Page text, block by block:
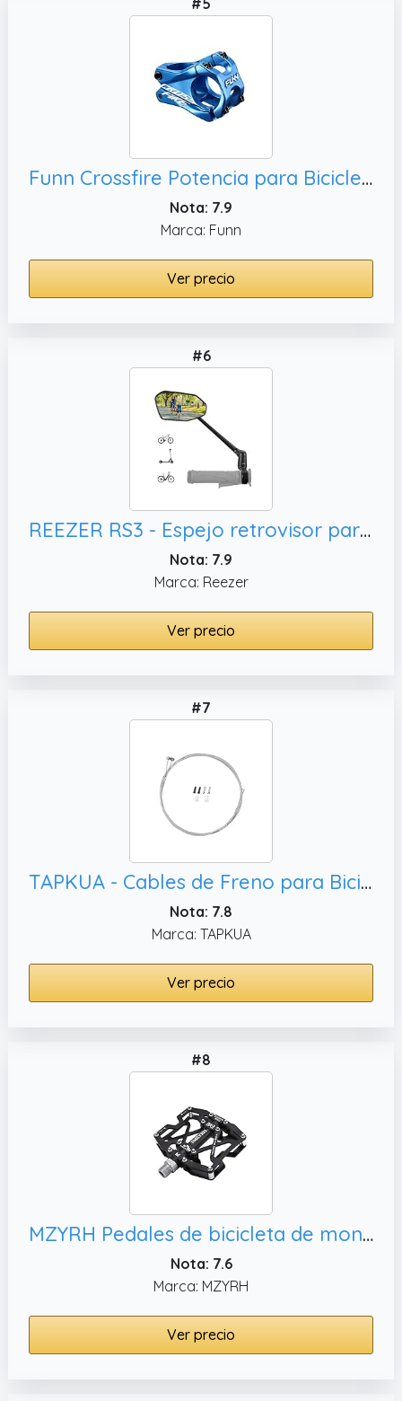
Funn Crossfire Potencia para Bicicleta de Montaña con Abrazadera de Manillar de 31.8mm - Potencia de Bicicleta de Aleación Duradera y Ligera para Bicicleta de Montaña, Longitud de 35mm (Azul)
Nota: 7.9
Marca: Funn
Ver precio
#6
REEZER RS3 - Espejo retrovisor para bicicleta eléctrica - Espejo retrovisor para patinete eléctrico - De vidrio y plegable - Para manillar de 22 a 25,4 mm - IZQUIERDO
Nota: 7.9
Marca: Reezer
Ver precio
#7
TAPKUA - Cables de Freno para Bicicleta, Plateado y Negro
Nota: 7.8
Marca: TAPKUA
Ver precio
#8
MZYRH Pedales de bicicleta de montaña, ultra fuerte colorido CNC aleación de aluminio mecanizado 9/16 "sellado de rueda 3 rodamientos resistente al agua anti-polvo
Nota: 7.6
Marca: MZYRH
Ver precio